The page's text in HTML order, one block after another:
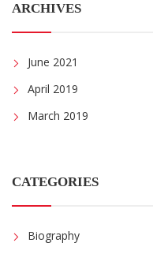
ARCHIVES
June 2021
April 2019
March 2019
CATEGORIES
Biography